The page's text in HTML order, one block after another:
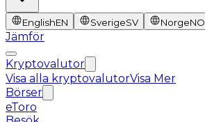
EnglishEN SverigeSV NorgeNO
Jämför
Kryptovalutor
Visa alla kryptovalutorVisa Mer
Börser
eToro